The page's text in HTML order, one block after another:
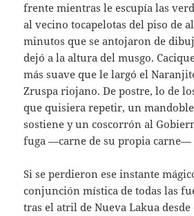
frente mientras le escupía las
al vecino tocapelotas del piso de
minutos que se antojaron de
dejó a la altura del musgo.
más suave que le largó el
Zruspa riojano. De postre, lo de
que quisiera repetir, un
sostiene y un coscorrón al
fuga —carne de su propia carne—
Si se perdieron ese instante
conjunción mística de todas las
tras el atril de Nueva Lakua